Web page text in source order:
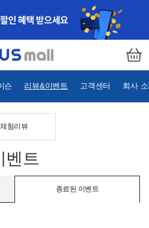
슨 리뷰&이벤트 고객센터 회사
체험리뷰
벤트
종료된 이벤트